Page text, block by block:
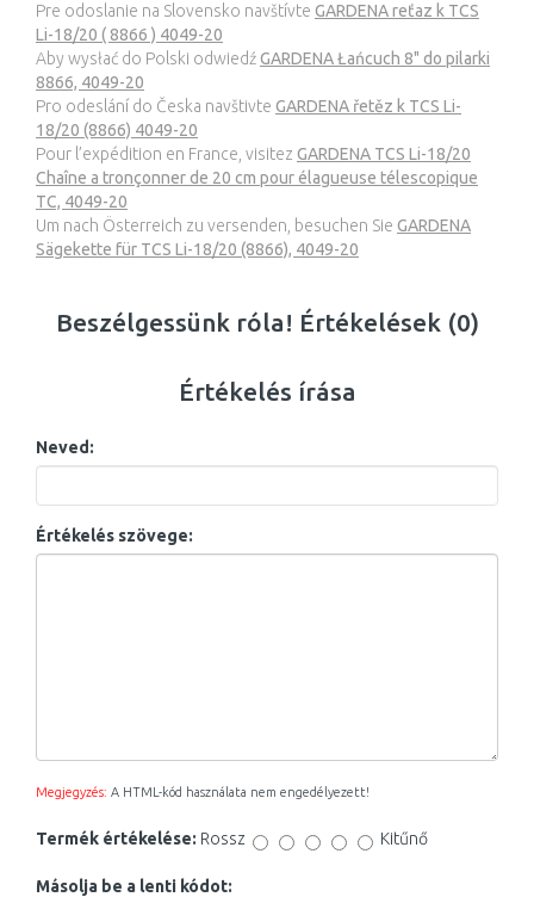
Pre odoslanie na Slovensko navštívte GARDENA reťaz k TCS
Li-18/20 ( 8866 ) 4049-20
Aby wysłać do Polski odwiedźGARDENA Łańcuch 8" do pilarki
8866, 4049-20
Pro odeslání do Česka navštivte GARDENA řetěz k TCS Li-
18/20 (8866) 4049-20
Pour l’expédition en France, visitez GARDENA TCS Li-18/20
Chaîne a tronçonner de 20 cm pour élagueuse télescopique
TC, 4049-20
Um nach Österreich zu versenden, besuchen Sie GARDENA
Sägekette für TCS Li-18/20 (8866), 4049-20
Beszélgessünk róla! Értékelések (0)
Értékelés írása
Neved:
Értékelés szövege:
Megjegyzés: A HTML-kód használata nem engedélyezett!
Termék értékelése: Rossz Kitűnő
Másolja be a lenti kódot: